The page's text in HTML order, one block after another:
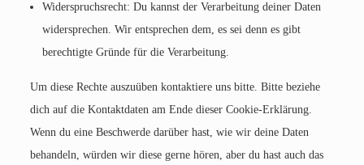
Widerspruchsrecht: Du kannst der Verarbeitung deiner Daten
widersprechen. Wir entsprechen dem, es sei denn es gibt
berechtigte Gründe für die Verarbeitung.
Um diese Rechte auszuüben kontaktiere uns bitte. Bitte beziehe
dich auf die Kontaktdaten am Ende dieser Cookie-Erklärung.
Wenn du eine Beschwerde darüber hast, wie wir deine Daten
behandeln, würden wir diese gerne hören, aber du hast auch das